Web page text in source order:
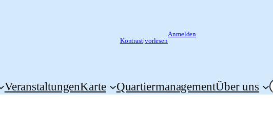
Kontrast| vorlesen
Anmelden
VeranstaltungenKarte QuartiermanagementÜber uns